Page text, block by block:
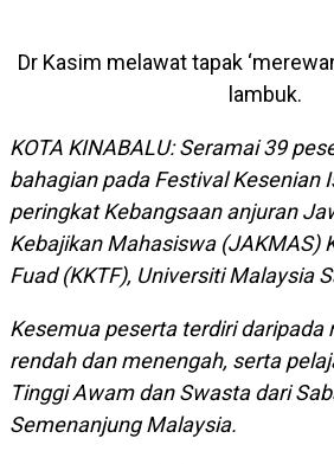
Dr Kasim melawat tapak
lambuk.
KOTA KINABALU: Seramai 39
bahagian pada Festival Kesenian
peringkat Kebangsaan anjuran
Kebajikan Mahasiswa (JAKMAS)
Fuad (KKTF), Universiti Malaysia
Kesemua peserta terdiri daripada
rendah dan menengah, serta
Tinggi Awam dan Swasta dari
Semenanjung Malaysia.